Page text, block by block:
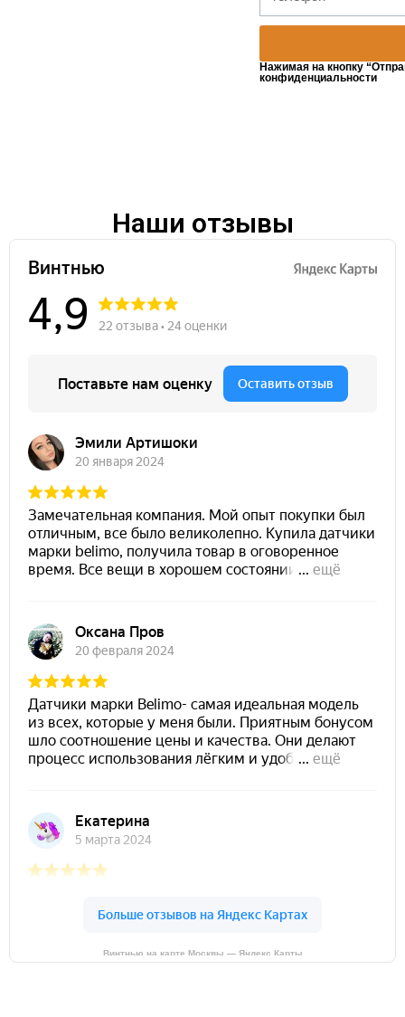
Нажимая на кнопку
конфиденциальности
Наши отзывы
Винтнью на карте Москвы — Яндекс Карты